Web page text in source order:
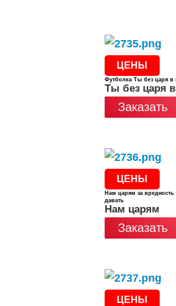
ЦЕНЫ
Футболка Ты без царя в
Ты без царя
Заказать
ЦЕНЫ
Нам царям за
давать
Нам царям
Заказать
ЦЕНЫ